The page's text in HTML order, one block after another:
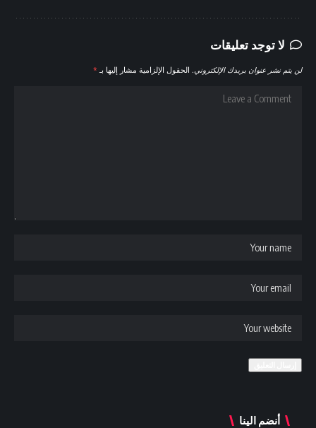
لا توجد تعليقات
لن يتم نشر عنوان بريدك الإلكتروني. الحقول الإلزامية مشار إليها بـ *
أنضم الينا